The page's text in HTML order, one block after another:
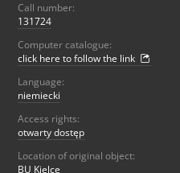
Call number:
131724
Computer catalogue:
click here to follow the link
Language:
niemiecki
Access rights:
otwarty dostęp
Location of original object:
BU Kielce